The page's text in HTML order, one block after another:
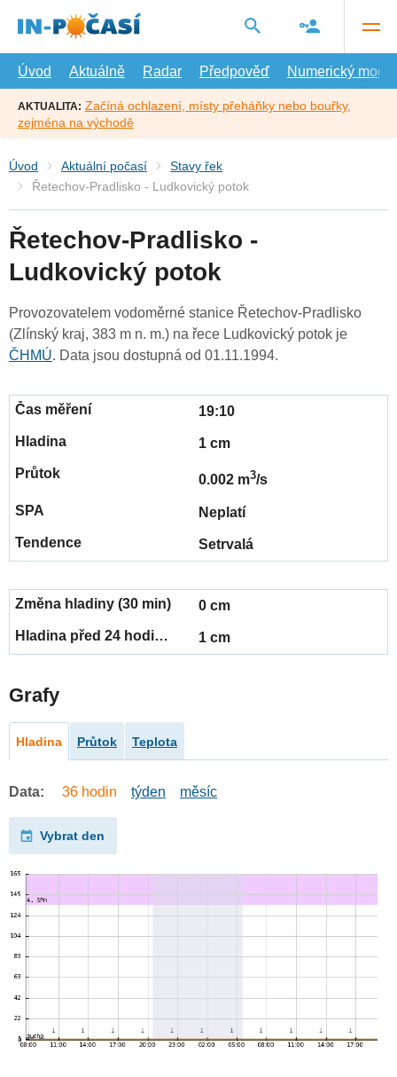
hlavní
Úvod
Aktuálně Radar Předpověď Numerický model
AKTUALITA: Začíná ochlazení, místy přeháňky nebo bouřky,
zejména na východě
Úvod Aktuální počasí
Stavy řek
Řetechov-Pradlisko - Ludkovický potok
Řetechov-Pradlisko -
Ludkovický potok
Provozovatelem vodoměrné stanice Řetechov-Pradlisko
(Zlínský kraj, 383 m n. m.) na řece Ludkovický potok je
ČHMÚ. Data jsou dostupná od 01.11.1994.
19:10
1 cm
0.002 m3/s
Neplatí
Setrvalá
0 cm
1 cm
Grafy
Hladina Průtok Teplota
Data: 36 hodin týden měsíc
Vybrat den